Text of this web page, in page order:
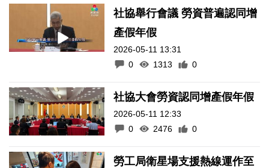
社協舉行會議 勞資普遍認同增
產假年假
2026-05-11 13:31
0
1313 0
社協大會勞資認同增產假年假
2026-05-11 12:33
0
2476 0
勞工局衛星場支援熱線運作至